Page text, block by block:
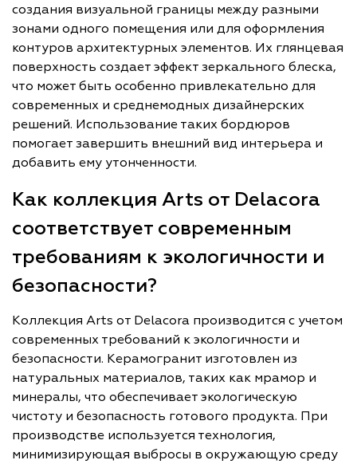
создания визуальной границы между разными
зонами одного помещения или для оформления
контуров архитектурных элементов. Их глянцевая
поверхность создает эффект зеркального блеска,
что может быть особенно привлекательно для
современных и среднемодных дизайнерских
решений. Использование таких бордюров
помогает завершить внешний вид интерьера и
добавить ему утонченности.
Как коллекция Arts от Delacora
соответствует современным
требованиям к экологичности и
безопасности?
Коллекция Arts от Delacora производится с учетом
современных требований к экологичности и
безопасности. Керамогранит изготовлен из
натуральных материалов, таких как мрамор и
минералы, что обеспечивает экологическую
чистоту и безопасность готового продукта. При
производстве используется технология,
минимизирующая выбросы в окружающую среду